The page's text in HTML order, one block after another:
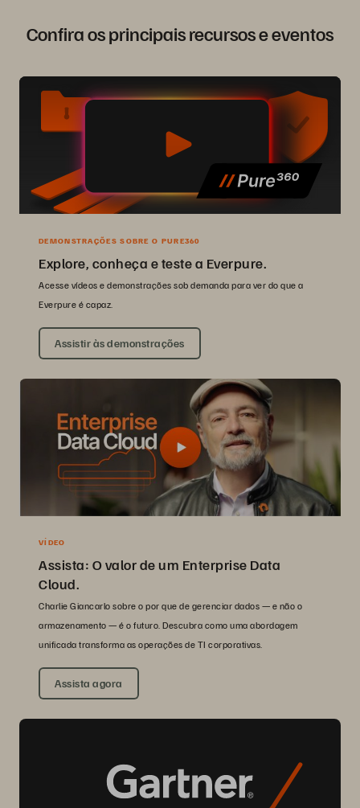
Confira os principais recursos e eventos
DEMONSTRAÇÕES SOBRE O PURE360
Explore, conheça e teste a Everpure.
Acesse vídeos e demonstrações sob demanda para ver do que a
Everpure é capaz.
Assistir às demonstrações
VÍDEO
Assista: O valor de um Enterprise Data
Cloud.
Charlie Giancarlo sobre o por que de gerenciar dados — e não o
armazenamento — é o futuro. Descubra como uma abordagem
unificada transforma as operações de TI corporativas.
Assista agora